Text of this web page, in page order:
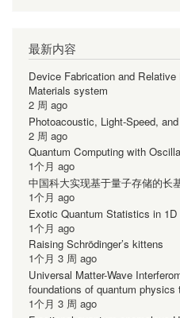
最新内容
Device Fabrication and
Materials system
2 周 ago
Photoacoustic, Light-Speed,
2 周 ago
Quantum Computing with
1个月 ago
中国科大实现基于量子存储的长
1个月 ago
Exotic Quantum Statistics in
1个月 ago
Raising Schrödinger’s kittens
1个月 3 周 ago
Universal Matter-Wave
foundations of quantum
1个月 3 周 ago